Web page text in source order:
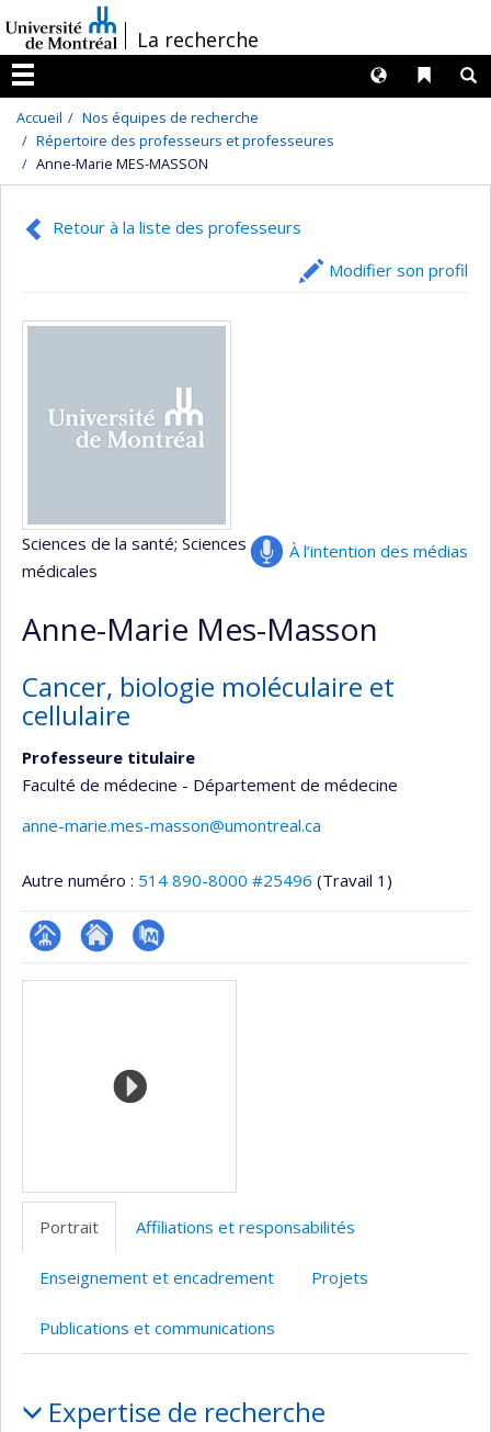
au
contenu
/La recherche
Menu
Liens
Langues
Accueil
Nos équipes de recherche
Répertoire des professeurs et professeures
Anne-Marie MES-MASSON
Retour à la liste des professeurs
Modifier son profil
À l’intention des médias
Sciences de la santé; Sciences
médicales
Anne-Marie Mes-Masson
Cancer, biologie moléculaire et
cellulaire
Professeure titulaire
Faculté de médecine - Département de médecine
anne-marie.mes-masson@umontreal.ca
Autre numéro : 514 890-8000 #25496 (Travail 1)
Page Site
recherche
PubMed
Médias
Portrait Affiliations et responsabilités
Enseignement et encadrement Projets
Publications et communications
Expertise de recherche